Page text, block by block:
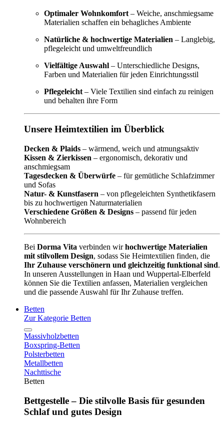
Optimaler Wohnkomfort – Weiche, anschmiegsame
Materialien schaffen ein behagliches Ambiente
Natürliche & hochwertige Materialien – Langlebig,
pflegeleicht und umweltfreundlich
Vielfältige Auswahl – Unterschiedliche Designs,
Farben und Materialien für jeden Einrichtungsstil
Pflegeleicht – Viele Textilien sind einfach zu reinigen
und behalten ihre Form
Unsere Heimtextilien im Überblick
Decken & Plaids – wärmend, weich und atmungsaktiv
Kissen & Zierkissen – ergonomisch, dekorativ und
anschmiegsam
Tagesdecken & Überwürfe – für gemütliche Schlafzimmer
und Sofas
Natur- & Kunstfasern – von pflegeleichten Synthetikfasern
bis zu hochwertigen Naturmaterialien
Verschiedene Größen & Designs – passend für jeden
Wohnbereich
Bei Dorma Vita verbinden wirhochwertige Materialien
mit stilvollem Design, sodass Sie Heimtextilien finden, die
Ihr Zuhause verschönern und gleichzeitig funktional sind.
In unseren Ausstellungen in Haan und Wuppertal-Elberfeld
können Sie die Textilien anfassen, Materialien vergleichen
und die passende Auswahl für Ihr Zuhause treffen.
Betten
Zur Kategorie Betten
Massivholzbetten
Boxspring-Betten
Polsterbetten
Metallbetten
Nachttische
Betten
Bettgestelle – Die stilvolle Basis für gesunden
Schlaf und gutes Design